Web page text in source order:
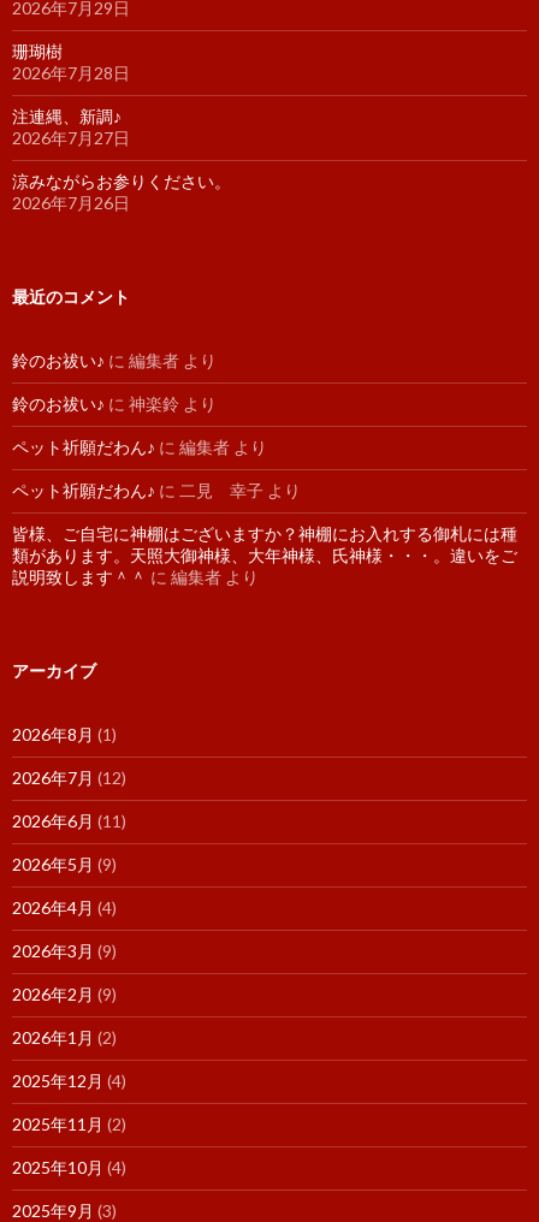
2026年7月29日
珊瑚樹
2026年7月28日
注連縄、新調♪
2026年7月27日
涼みながらお参りください。
2026年7月26日
最近のコメント
鈴のお祓い♪ に 編集者 より
鈴のお祓い♪ に 神楽鈴 より
ペット祈願だわん♪ に 編集者 より
ペット祈願だわん♪ に 二見 幸子 より
皆様、ご自宅に神棚はございますか？神棚にお入れする御札には種
類があります。天照大御神様、大年神様、氏神様・・・。違いをご
説明致します＾＾ に 編集者 より
アーカイブ
2026年8月 (1)
2026年7月 (12)
2026年6月 (11)
2026年5月 (9)
2026年4月 (4)
2026年3月 (9)
2026年2月 (9)
2026年1月 (2)
2025年12月 (4)
2025年11月 (2)
2025年10月 (4)
2025年9月 (3)